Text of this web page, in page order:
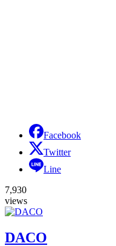
Facebook
Twitter
Line
7,930
views
DACO